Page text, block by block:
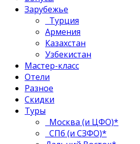
Зарубежье
Турция
Армения
Казахстан
Узбекистан
Мастер-класс
Отели
Разное
Скидки
Туры
Москва (и ЦФО)*
СПб (и СЗФО)*